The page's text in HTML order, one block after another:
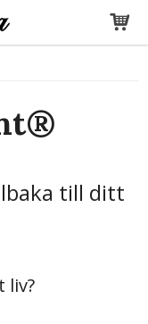
till ditt
liv?